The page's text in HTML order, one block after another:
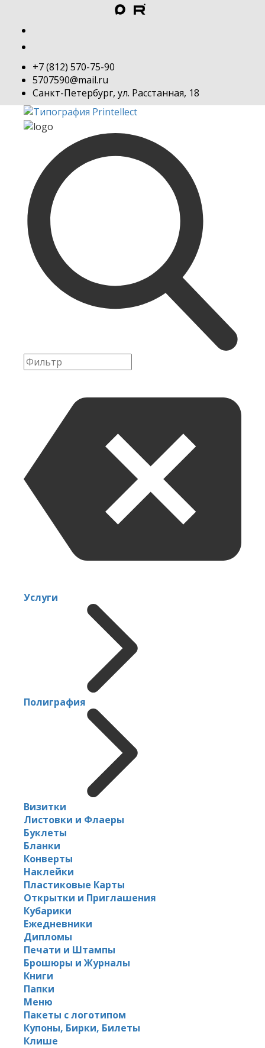
+7 (812) 570-75-90
5707590@mail.ru
Санкт-Петербург, ул. Расстанная, 18
Услуги
Полиграфия
Визитки
Листовки и Флаеры
Буклеты
Бланки
Конверты
Наклейки
Пластиковые Карты
Открытки и Приглашения
Кубарики
Ежедневники
Дипломы
Печати и Штампы
Брошюры и Журналы
Книги
Папки
Меню
Пакеты с логотипом
Купоны, Бирки, Билеты
Клише